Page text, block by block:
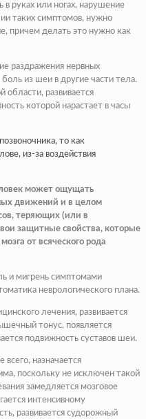
в руках или ногах, нарушение
таких симптомов, нужно
причем делать это нужно как
раздражения нервных
из шеи в другие части тела.
развивается
которой нарастает в часы
то как
из-за воздействия
может ощущать
движений и в целом
теряющих (или в
защитные свойства, которые
от всяческого рода
и мигрень симптомами
неврологического плана.
лечения, развивается
тонус, появляется
подвижность суставов шеи.
назначается
поскольку не исключен такой
замедляется мозговое
интенсивному
развивается судорожный